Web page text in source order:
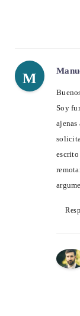
M
Soy